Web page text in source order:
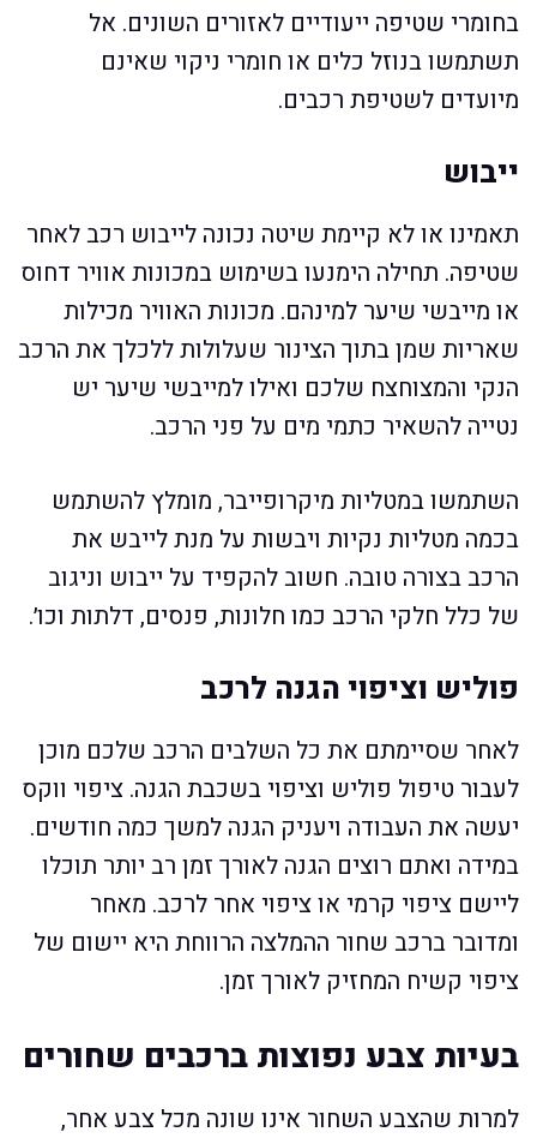
בחומרי שטיפה ייעודיים לאזורים השונים. אל
תשתמשו בנוזל כלים או חומרי ניקוי שאינם
מיועדים לשטיפת רכבים.
ייבוש
תאמינו או לא קיימת שיטה נכונה לייבוש רכב לאחר
שטיפה. תחילה הימנעו בשימוש במכונות אוויר דחוס
או מייבשי שיער למינהם. מכונות האוויר מכילות
שאריות שמן בתוך הצינור שעלולות ללכלך את הרכב
הנקי והמצוחצח שלכם ואילו למייבשי שיער יש
נטייה להשאיר כתמי מים על פני הרכב.
השתמשו במטליות מיקרופייבר, מומלץ להשתמש
בכמה מטליות נקיות ויבשות על מנת לייבש את
הרכב בצורה טובה. חשוב להקפיד על ייבוש וניגוב
של כלל חלקי הרכב כמו חלונות, פנסים, דלתות וכו׳.
פוליש וציפוי הגנה לרכב
לאחר שסיימתם את כל השלבים הרכב שלכם מוכן
לעבור טיפול פוליש וציפוי בשכבת הגנה. ציפוי ווקס
יעשה את העבודה ויעניק הגנה למשך כמה חודשים.
במידה ואתם רוצים הגנה לאורך זמן רב יותר תוכלו
ליישם ציפוי קרמי או ציפוי אחר לרכב. מאחר
ומדובר ברכב שחור ההמלצה הרווחת היא יישום של
ציפוי קשיח המחזיק לאורך זמן.
בעיות צבע נפוצות ברכבים שחורים
למרות שהצבע השחור אינו שונה מכל צבע אחר,